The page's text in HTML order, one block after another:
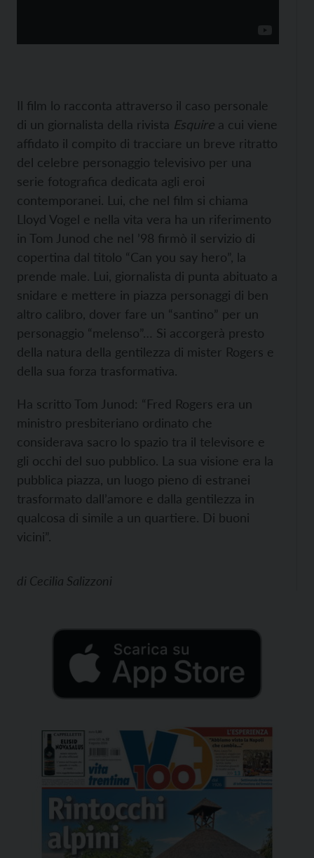
Il film lo racconta attraverso il caso personale
di un giornalista della rivista Esquire a cui viene
affidato il compito di tracciare un breve ritratto
del celebre personaggio televisivo per una
serie fotografica dedicata agli eroi
contemporanei. Lui, che nel film si chiama
Lloyd Vogel e nella vita vera ha un riferimento
in Tom Junod che nel ’98 firmò il servizio di
copertina dal titolo “Can you say hero”, la
prende male. Lui, giornalista di punta abituato a
snidare e mettere in piazza personaggi di ben
altro calibro, dover fare un “santino” per un
personaggio “melenso”… Si accorgerà presto
della natura della gentilezza di mister Rogers e
della sua forza trasformativa.
Ha scritto Tom Junod: “Fred Rogers era un
ministro presbiteriano ordinato che
considerava sacro lo spazio tra il televisore e
gli occhi del suo pubblico. La sua visione era la
pubblica piazza, un luogo pieno di estranei
trasformato dall’amore e dalla gentilezza in
qualcosa di simile a un quartiere. Di buoni
vicini”.
di Cecilia Salizzoni